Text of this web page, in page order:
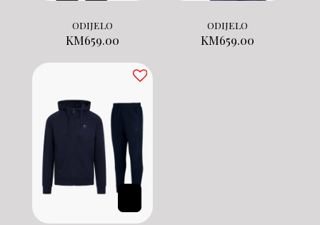
ODIJELO
KM659.00
ODIJELO
KM659.00